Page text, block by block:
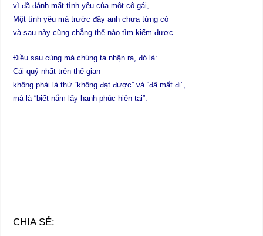
vì đã đánh mất tình yêu của một cô gái,
Một tình yêu mà trước đây anh chưa từng có
và sau này cũng chẳng thể nào tìm kiếm được.
Điều sau cùng mà chúng ta nhận ra, đó là:
Cái quý nhất trên thế gian
không phải là thứ “không đạt được” và “đã mất đi”,
mà là “biết nắm lấy hạnh phúc hiện tại”.
CHIA SẺ: